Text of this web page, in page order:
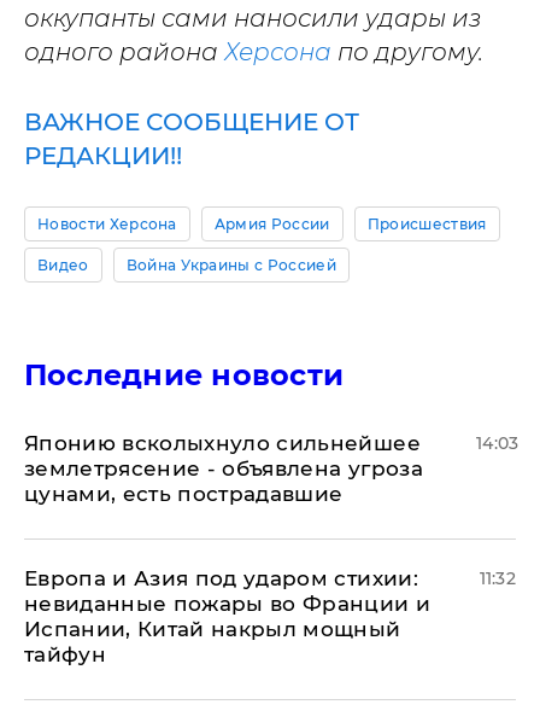
оккупанты сами наносили удары из
одного района Херсона по другому.
ВАЖНОЕ СООБЩЕНИЕ ОТ
РЕДАКЦИИ!!
Новости Херсона Армия России Происшествия
Видео Война Украины с Россией
Последние новости
Японию всколыхнуло сильнейшее
землетрясение - объявлена угроза
цунами, есть пострадавшие
14:03
Европа и Азия под ударом стихии:
невиданные пожары во Франции и
Испании, Китай накрыл мощный
тайфун
11:32